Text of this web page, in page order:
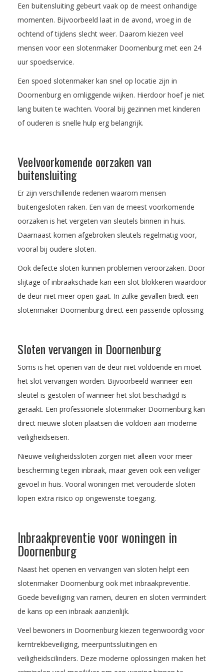
Een buitensluiting gebeurt vaak op de meest onhandige
momenten. Bijvoorbeeld laat in de avond, vroeg in de
ochtend of tijdens slecht weer. Daarom kiezen veel
mensen voor een slotenmaker Doornenburg met een 24
uur spoedservice.
Een spoed slotenmaker kan snel op locatie zijn in
Doornenburg en omliggende wijken. Hierdoor hoef je niet
lang buiten te wachten. Vooral bij gezinnen met kinderen
of ouderen is snelle hulp erg belangrijk.
Veelvoorkomende oorzaken van
buitensluiting
Er zijn verschillende redenen waarom mensen
buitengesloten raken. Een van de meest voorkomende
oorzaken is het vergeten van sleutels binnen in huis.
Daarnaast komen afgebroken sleutels regelmatig voor,
vooral bij oudere sloten.
Ook defecte sloten kunnen problemen veroorzaken. Door
slijtage of inbraakschade kan een slot blokkeren waardoor
de deur niet meer open gaat. In zulke gevallen biedt een
slotenmaker Doornenburg direct een passende oplossing
Sloten vervangen in Doornenburg
Soms is het openen van de deur niet voldoende en moet
het slot vervangen worden. Bijvoorbeeld wanneer een
sleutel is gestolen of wanneer het slot beschadigd is
geraakt. Een professionele slotenmaker Doornenburg kan
direct nieuwe sloten plaatsen die voldoen aan moderne
veiligheidseisen.
Nieuwe veiligheidssloten zorgen niet alleen voor meer
bescherming tegen inbraak, maar geven ook een veiliger
gevoel in huis. Vooral woningen met verouderde sloten
lopen extra risico op ongewenste toegang.
Inbraakpreventie voor woningen in
Doornenburg
Naast het openen en vervangen van sloten helpt een
slotenmaker Doornenburg ook met inbraakpreventie.
Goede beveiliging van ramen, deuren en sloten vermindert
de kans op een inbraak aanzienlijk.
Veel bewoners in Doornenburg kiezen tegenwoordig voor
kerntrekbeveiliging, meerpuntssluitingen en
veiligheidscilinders. Deze moderne oplossingen maken het